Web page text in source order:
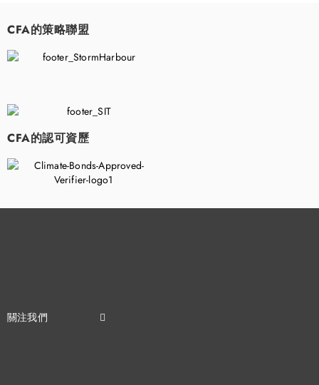
CFA的策略聯盟
CFA的認可資歷